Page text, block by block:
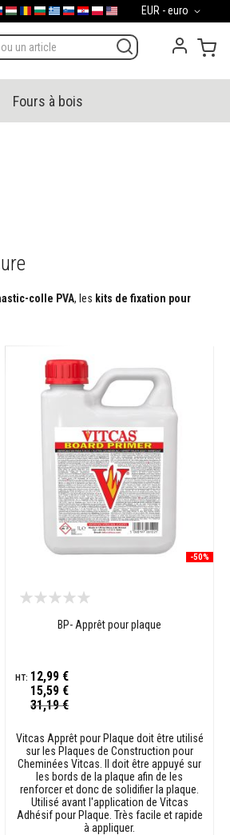
Devise
EUR - euro
Magyarország
România
България
Ελλάδα
Slovenija
Hrvatska
PolskaEnglish (US)
Fours à bois
colle PVA, les kits de fixation pour
-50%
BP- Apprêt pour plaque
Prix
Spécial
15,59 €
12,99 €
31,19 €
Vitcas Apprêt pour Plaque doit être utilisé
sur les Plaques de Construction pour
Cheminées Vitcas. Il doit être appuyé sur
les bords de la plaque afin de les
renforcer et donc de solidifier la plaque.
Utilisé avant l'application de Vitcas
Adhésif pour Plaque. Très facile et rapide
à appliquer.